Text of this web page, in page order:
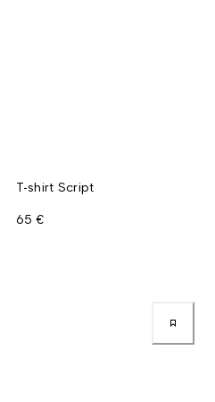
T-shirt Script
65 €